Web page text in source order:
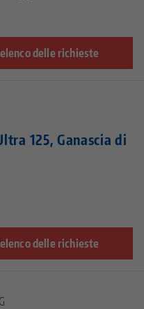
delle richieste
125, Ganascia di
delle richieste